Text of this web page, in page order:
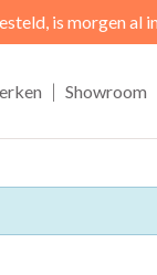
is morgen al
| Showroom